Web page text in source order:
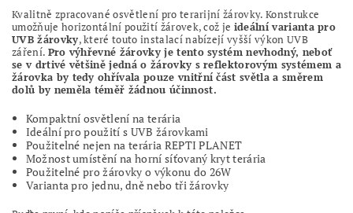
Kvalitně zpracované osvětlení pro terarijní žárovky. Konstrukce
umožňuje horizontální použití žárovek, což je ideální varianta pro
UVB žárovky, které touto instalací nabízejí vyšší výkon UVB
záření. Pro výhřevné žárovky je tento systém nevhodný, neboť
se v drtivé většině jedná o žárovky s reflektorovým systémem a
žárovka by tedy ohřívala pouze vnitřní část světla a směrem
dolů by neměla téměř žádnou účinnost.
Kompaktní osvětlení na terária
Ideální pro použití s UVB žárovkami
Použitelné nejen na terária REPTI PLANET
Možnost umístění na horní síťovaný kryt terária
Použitelné pro žárovky o výkonu do 26W
Varianta pro jednu, dně nebo tři žárovky